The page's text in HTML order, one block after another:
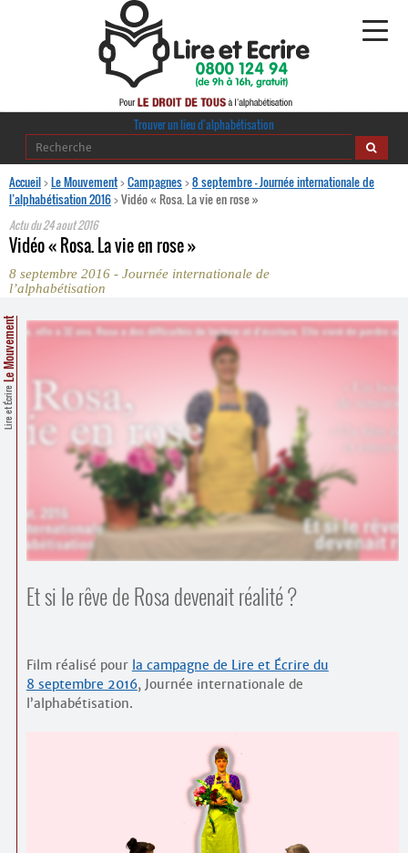
Alphabétisation
journaldelalpha.be
Comprendre et parler
Bienvenue en Belgique
Contacts
Trouver un lieu d’alphabétisation
Trouver un lieu d’alphabétisation
Accueil>Le Mouvement>Campagnes>8 septembre – Journée internationale de
l’alphabétisation 2016>Vidéo « Rosa. La vie en rose »
Actu du24 aout 2016
Vidéo « Rosa. La vie en rose »
8 septembre 2016 - Journée internationale de
l’alphabétisation
Lire et Écrire
Le Mouvement
Et si le rêve de Rosa devenait réalité ?
Film réalisé pour la campagne de Lire et Écrire du
8 septembre 2016, Journée internationale de
l’alphabétisation.